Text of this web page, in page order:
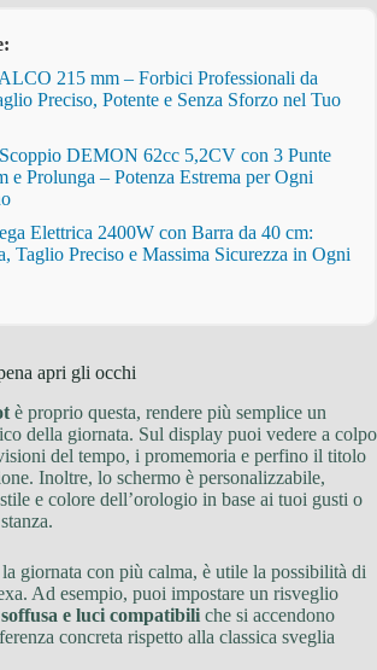
215 mm – Forbici Professionali da
Preciso, Potente e Senza Sforzo nel Tuo
DEMON 62cc 5,2CV con 3 Punte
e Prolunga – Potenza Estrema per Ogni
Elettrica 2400W con Barra da 40 cm:
Taglio Preciso e Massima Sicurezza in Ogni
apri gli occhi
è proprio questa, rendere più semplice un
della giornata. Sul display puoi vedere a colpo
del tempo, i promemoria e perfino il titolo
Inoltre, lo schermo è personalizzabile,
e colore dell’orologio in base ai tuoi gusti o
giornata con più calma, è utile la possibilità di
Ad esempio, puoi impostare un risveglio
e luci compatibili che si accendono
concreta rispetto alla classica sveglia